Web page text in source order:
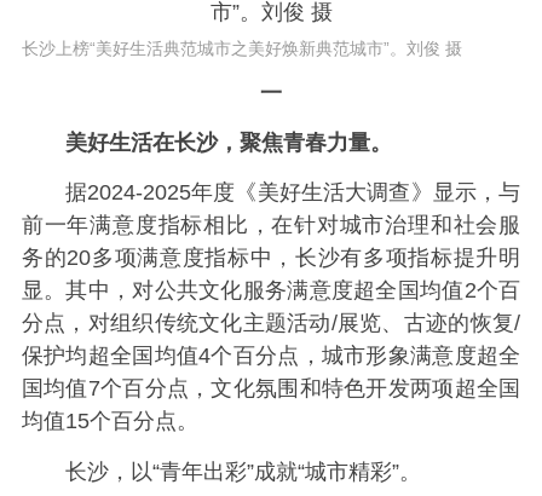
长沙上榜“美好生活典范城市之美好焕新典范城市”。刘俊 摄
一
美好生活在长沙，聚焦青春力量。
据2024-2025年度《美好生活大调查》显示，与
前一年满意度指标相比，在针对城市治理和社会服
务的20多项满意度指标中，长沙有多项指标提升明
显。其中，对公共文化服务满意度超全国均值2个百
分点，对组织传统文化主题活动/展览、古迹的恢复/
保护均超全国均值4个百分点，城市形象满意度超全
国均值7个百分点，文化氛围和特色开发两项超全国
均值15个百分点。
长沙，以“青年出彩”成就“城市精彩”。